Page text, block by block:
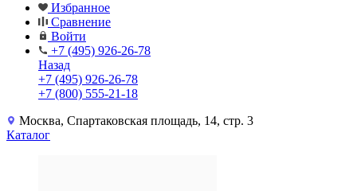
Избранное
Сравнение
Войти
+7 (495) 926-26-78
Назад
+7 (495) 926-26-78
+7 (800) 555-21-18
Москва, Спартаковская площадь, 14, стр. 3
Каталог